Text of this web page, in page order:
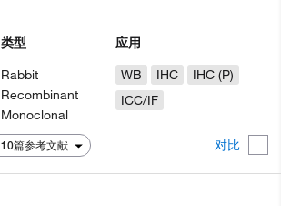
10篇参考文献 对比
类型
Rabbit
Recombinant
Monoclonal
应用
WB
IHC
IHC (P)
ICC/IF